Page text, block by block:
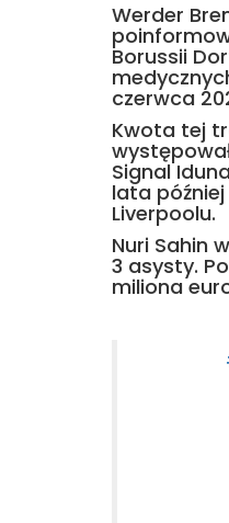
Werder
Borussii
czerwca
Kwota tej
Signal
lata
Liverpoolu.
Nuri Sahin
3 asysty.
miliona